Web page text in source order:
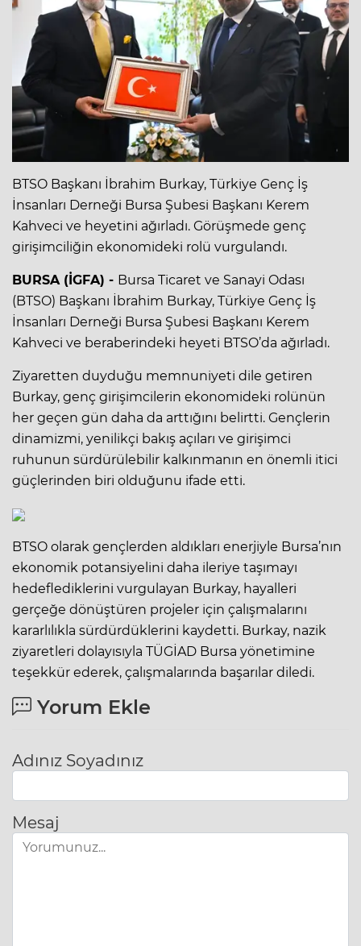
BTSO Başkanı İbrahim Burkay, Türkiye Genç İş
İnsanları Derneği Bursa Şubesi Başkanı Kerem
Kahveci ve heyetini ağırladı. Görüşmede genç
girişimciliğin ekonomideki rolü vurgulandı.
BURSA (İGFA) - Bursa Ticaret ve Sanayi Odası
(BTSO) Başkanı İbrahim Burkay, Türkiye Genç İş
İnsanları Derneği Bursa Şubesi Başkanı Kerem
Kahveci ve beraberindeki heyeti BTSO’da ağırladı.
Ziyaretten duyduğu memnuniyeti dile getiren
Burkay, genç girişimcilerin ekonomideki rolünün
her geçen gün daha da arttığını belirtti. Gençlerin
dinamizmi, yenilikçi bakış açıları ve girişimci
ruhunun sürdürülebilir kalkınmanın en önemli itici
güçlerinden biri olduğunu ifade etti.
BTSO olarak gençlerden aldıkları enerjiyle Bursa’nın
ekonomik potansiyelini daha ileriye taşımayı
hedeflediklerini vurgulayan Burkay, hayalleri
gerçeğe dönüştüren projeler için çalışmalarını
kararlılıkla sürdürdüklerini kaydetti. Burkay, nazik
ziyaretleri dolayısıyla TÜGİAD Bursa yönetimine
teşekkür ederek, çalışmalarında başarılar diledi.
Yorum Ekle
Adınız Soyadınız
Mesaj